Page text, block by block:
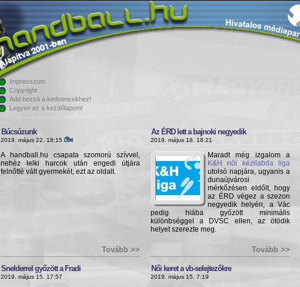
Impresszum
Copyright
Add hozzá a kedvencekhez!
Legyen ez a kezdőlapom!
Búcsúzunk
2019. május 22. 18:15
A handball.hu csapata szomorú szívvel,
nehéz lelki harcok után engedi útjára
felnőtté vált gyermekét, ezt az oldalt.
Tovább >>
Az ÉRD lett a bajnoki negyedik
2019. május 18. 18:21
Maradt még izgalom a
K&H női kézilabda liga
utolsó napjára, ugyanis a
dunaújvárosi
mérkőzésen eldőlt, hogy
az ÉRD végez a szezon
negyedik helyén, a Vác
pedig hiába győzött minimális
különbséggel a DVSC ellen, az ötödik
helyet szerezte meg.
Tovább >>
Snelderrel győzött a Fradi
2019. május 15. 17:57
Női keret a vb-selejtezőkre
2019. május 15. 7:19